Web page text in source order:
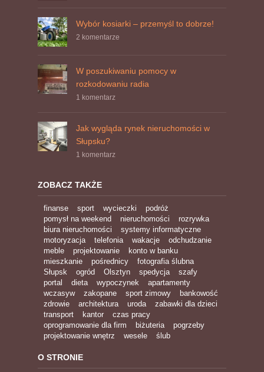
Wybór kosiarki – przemyśl to dobrze!
2 komentarze
W poszukiwaniu pomocy w
rozkodowaniu radia
1 komentarz
Jak wygląda rynek nieruchomości w
Słupsku?
1 komentarz
ZOBACZ TAKŻE
finanse sport wycieczki
podróż
pomysł na weekend
nieruchomości
rozrywka
biura nieruchomości
systemy informatyczne
motoryzacja
telefonia wakacje
odchudzanie
meble
projektowanie
konto w banku
mieszkanie
pośrednicy
fotografia ślubna
Słupsk
ogród Olsztyn spedycja
szafy
portal
dieta wypoczynek
apartamenty
wczasyw
zakopane sport zimowy
bankowość
zdrowie
architektura uroda
zabawki dla dzieci
transport
kantor
czas pracy
oprogramowanie dla firm
biżuteria
pogrzeby
projektowanie wnętrz
wesele ślub
O STRONIE